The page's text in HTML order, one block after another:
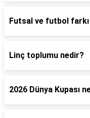
Futsal ve futbol
Linç toplumu nedir?
2026 Dünya Kupası